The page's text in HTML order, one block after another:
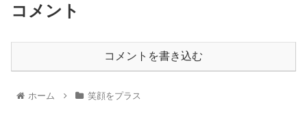
コメント
コメントを書き込む
ホーム 笑顔をプラス